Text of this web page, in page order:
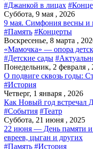
#Джанкой в лицах
Суббота, 9 мая , 2026
9 мая. Симфония весны и
#Память #Концерты
Воскресенье, 8 марта ,
«Мамочка» — опора
#Детские сады
Понедельник, 2 февраля ,
О подвиге сквозь годы:
#История
Четверг, 1 января , 2026
Как Новый год встречал
#События #Театр
Суббота, 21 июня , 2025
22 июня — День памяти и
евреев, цыган и других
#Память #История